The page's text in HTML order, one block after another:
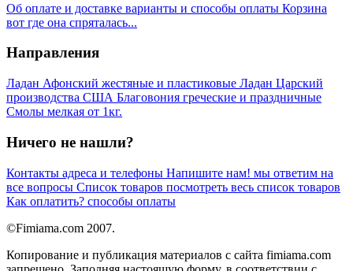
Об оплате и доставке варианты и способы оплаты Корзина
вот где она спряталась...
Направления
Ладан Афонский жестяные и пластиковые Ладан Царский
производства США Благовония греческие и праздничные
Смолы мелкая от 1кг.
Ничего не нашли?
Контакты адреса и телефоны Напишите нам! мы ответим на
все вопросы Список товаров посмотреть весь список товаров
Как оплатить? способы оплаты
©Fimiama.com 2007.
Копирование и публикация материалов с сайта fimiama.com